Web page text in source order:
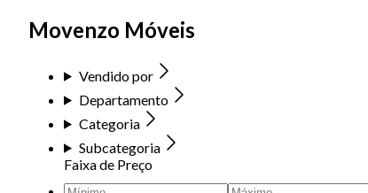
Movenzo Móveis
Vendido por
Departamento
Categoria
Subcategoria
Faixa de Preço